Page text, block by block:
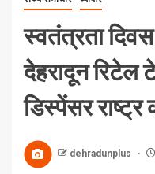
स्वतंत्रता दिवस
देहरादून रिटेल
डिस्पेंसर राष्ट्र
dehradunplus